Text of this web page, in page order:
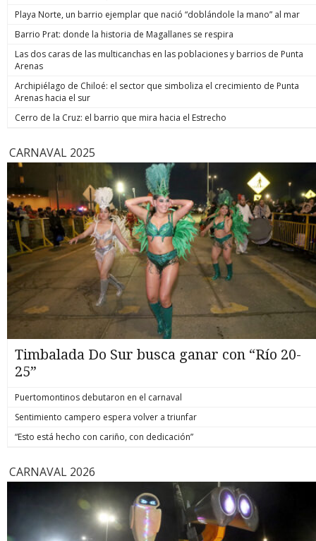
de estos
hoy está
todos los
anunció
Playa Norte, un barrio ejemplar que nació “doblándole la mano” al mar
Barrio Prat: donde la historia de Magallanes se respira
Las dos caras de las multicanchas en las poblaciones y barrios de Punta
Arenas
Archipiélago de Chiloé: el sector que simboliza el crecimiento de Punta
Arenas hacia el sur
Cerro de la Cruz: el barrio que mira hacia el Estrecho
CARNAVAL 2025
Timbalada Do Sur busca ganar con “Río 20-
25”
Puertomontinos debutaron en el carnaval
Sentimiento campero espera volver a triunfar
“Esto está hecho con cariño, con dedicación”
CARNAVAL 2026